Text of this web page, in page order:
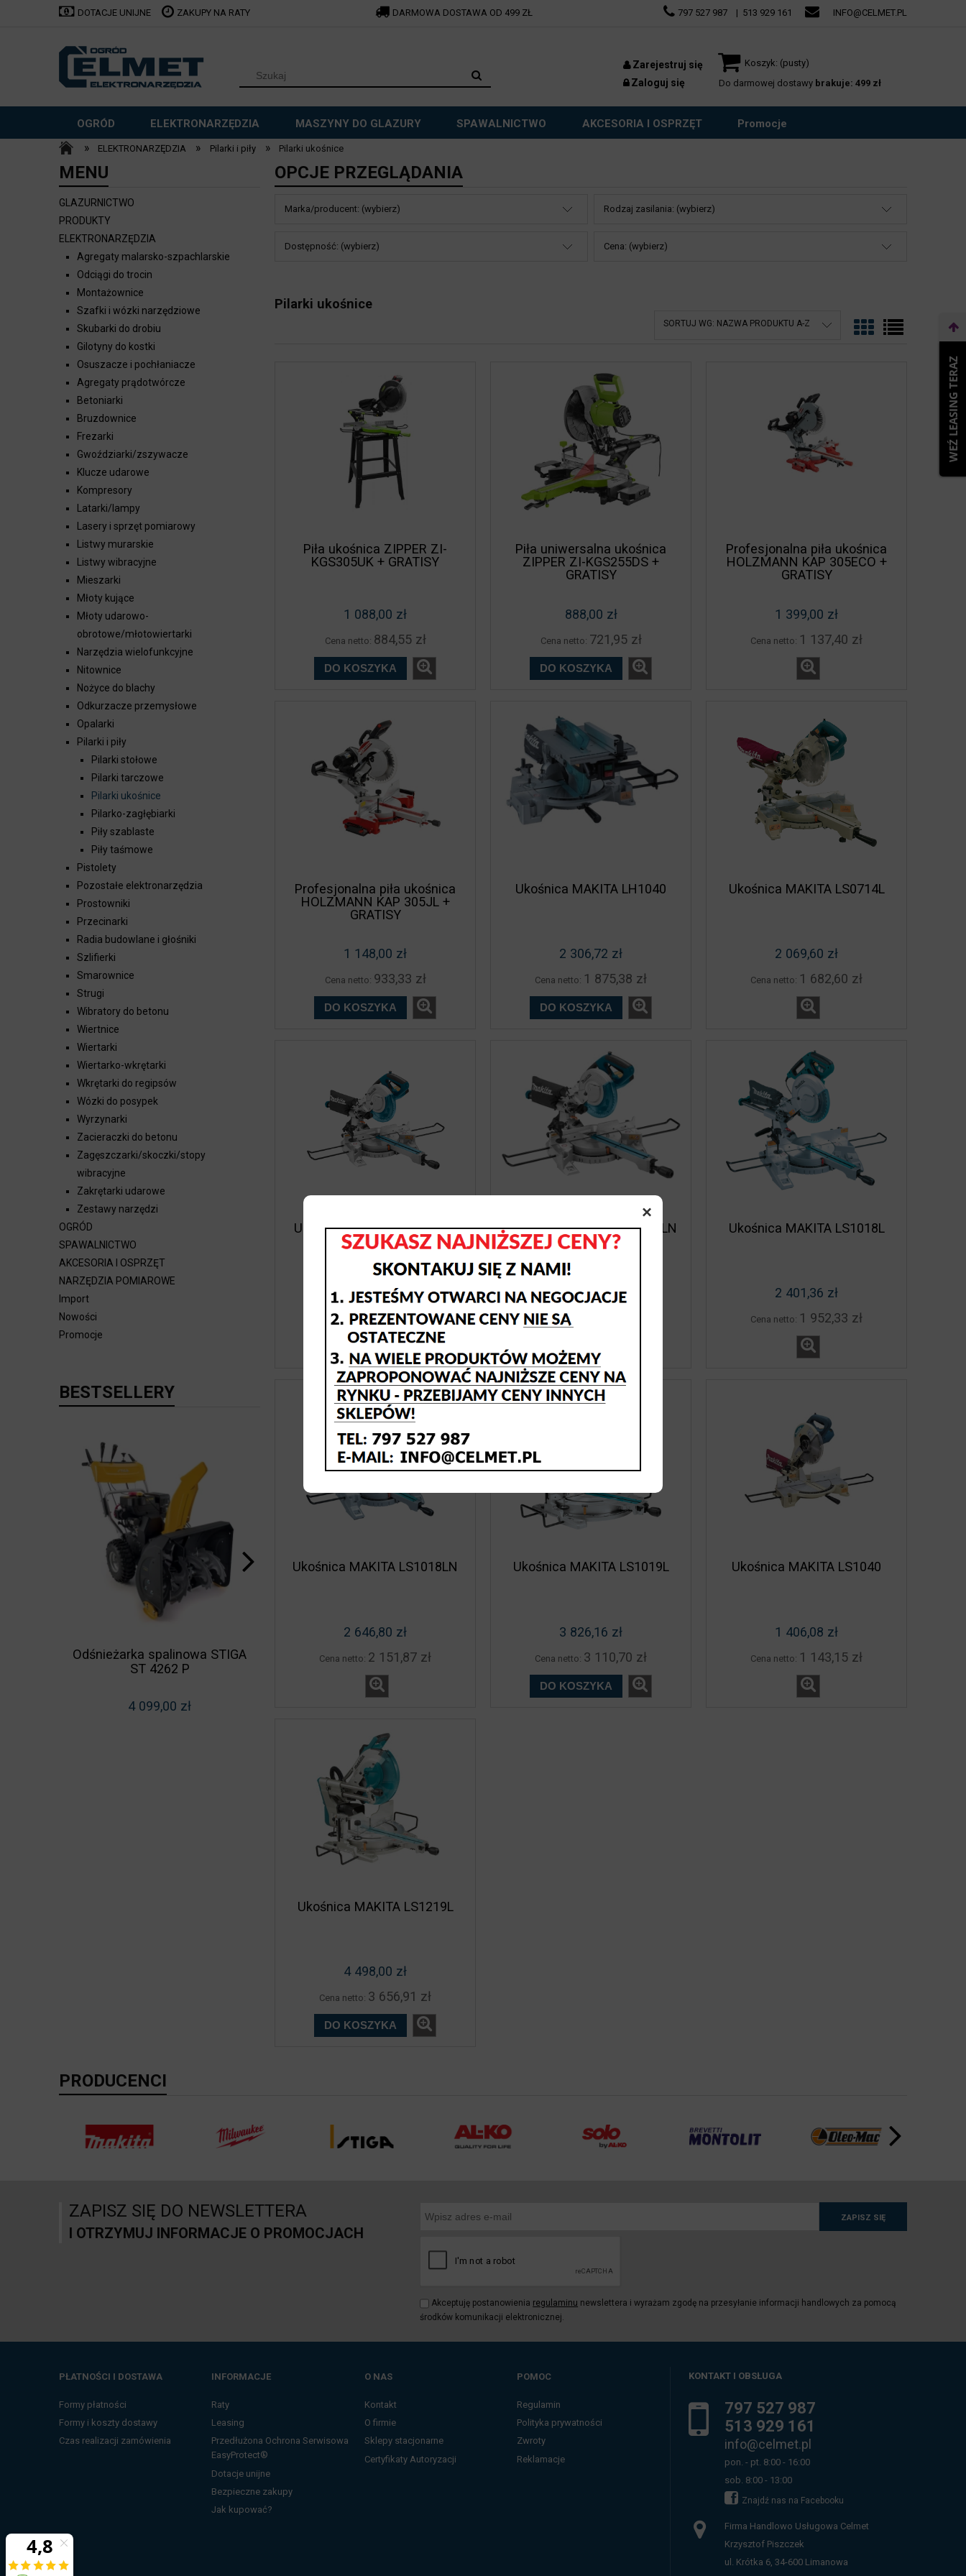
DOTACJE UNIJNE ZAKUPY NA RATY DARMOWA DOSTAWA OD 499 ZŁ 797 527 987 | 513 929 161 INFO@CELMET.PL
Do darmowej dostawy brakuje: 499 zł
Koszyk: (pusty)
Zarejestruj się
Zaloguj się
OGRÓD ELEKTRONARZĘDZIA MASZYNY DO GLAZURY SPAWALNICTWO AKCESORIA I OSPRZĘT Promocje
Sklepy stacjonarne
» ELEKTRONARZĘDZIA » Pilarki i piły » Pilarki ukośnice
MENU
GLAZURNICTWO
PRODUKTY
ELEKTRONARZĘDZIA
Agregaty malarsko-szpachlarskie
Odciągi do trocin
Montażownice
Szafki i wózki narzędziowe
Skubarki do drobiu
Gilotyny do kostki
Osuszacze i pochłaniacze
Agregaty prądotwórcze
Betoniarki
Bruzdownice
Frezarki
Gwoździarki/zszywacze
Klucze udarowe
Kompresory
Latarki/lampy
Lasery i sprzęt pomiarowy
Listwy murarskie
Listwy wibracyjne
Mieszarki
Młoty kujące
Młoty udarowo-
obrotowe/młotowiertarki
Narzędzia wielofunkcyjne
Nitownice
Nożyce do blachy
Odkurzacze przemysłowe
Opalarki
Pilarki i piły
Pilarki stołowe
Pilarki tarczowe
Pilarki ukośnice
Pilarko-zagłębiarki
Piły szablaste
Piły taśmowe
Pistolety
Pozostałe elektronarzędzia
Prostowniki
Przecinarki
Radia budowlane i głośniki
Szlifierki
Smarownice
Strugi
Wibratory do betonu
Wiertnice
Wiertarki
Wiertarko-wkrętarki
Wkrętarki do regipsów
Wózki do posypek
Wyrzynarki
Zacieraczki do betonu
Zagęszczarki/skoczki/stopy
wibracyjne
Zakrętarki udarowe
Zestawy narzędzi
OGRÓD
SPAWALNICTWO
AKCESORIA I OSPRZĘT
NARZĘDZIA POMIAROWE
Import
Nowości
Promocje
BESTSELLERY
Odśnieżarka spalinowa STIGA
ST 4262 P
4 099,00 zł
Maszyna do cięcia płytek
MONTOLIT Masterpiuma 131P5
2 939,00 zł
Traktor ogrodowy Solo by AL-KO
T22-103.3 HD-A V2
14 249,00 zł
Autonomiczny robot koszący
STIGA A 500
OPCJE PRZEGLĄDANIA
Marka/producent: (wybierz) Rodzaj zasilania: (wybierz)
Dostępność: (wybierz) Cena: (wybierz)
Pilarki ukośnice
SORTUJ WG: NAZWA PRODUKTU A-Z
Piła ukośnica ZIPPER ZI-
KGS305UK + GRATISY
1 088,00 zł
Cena netto: 884,55 zł
DO KOSZYKA
Piła uniwersalna ukośnica
ZIPPER ZI-KGS255DS +
GRATISY
888,00 zł
Cena netto: 721,95 zł
DO KOSZYKA
Profesjonalna piła ukośnica
HOLZMANN KAP 305ECO +
GRATISY
1 399,00 zł
Cena netto: 1 137,40 zł
Profesjonalna piła ukośnica
HOLZMANN KAP 305JL +
GRATISY
1 148,00 zł
Cena netto: 933,33 zł
DO KOSZYKA
Ukośnica MAKITA LH1040
2 306,72 zł
Cena netto: 1 875,38 zł
DO KOSZYKA
Ukośnica MAKITA LS0714L
2 069,60 zł
Cena netto: 1 682,60 zł
Ukośnica MAKITA LS0815FL
1 963,52 zł
Cena netto:1 596,36 zł
Ukośnica MAKITA LS0815FLN
2 162,16 zł
Cena netto:
Ukośnica MAKITA LS1018L
2 401,36 zł
Cena netto: 1 952,33 zł
Ukośnica MAKITA LS1018LN
2 646,80 zł
Cena netto: 2 151,87 zł
Ukośnica MAKITA LS1019L
3 826,16 zł
Cena netto: 3 110,70 zł
DO KOSZYKA
Ukośnica MAKITA LS1040
1 406,08 zł
Cena netto: 1 143,15 zł
Ukośnica MAKITA LS1219L
4 498,00 zł
Cena netto: 3 656,91 zł
DO KOSZYKA
PRODUCENCI
ZAPISZ SIĘ DO NEWSLETTERA
I OTRZYMUJ INFORMACJE O PROMOCJACH
ZAPISZ SIĘ
Akceptuję postanowienia regulaminu newslettera i wyrażam zgodę na przesyłanie informacji handlowych za pomocą
środków komunikacji elektronicznej.
PŁATNOŚCI I DOSTAWA
Formy płatności
Formy i koszty dostawy
Czas realizacji zamówienia
INFORMACJE
Raty
Leasing
Przedłużona Ochrona Serwisowa
EasyProtect®
Dotacje unijne
Bezpieczne zakupy
Jak kupować?
O NAS
Kontakt
O firmie
Sklepy stacjonarne
Certyfikaty Autoryzacji
POMOC
Regulamin
Polityka prywatności
Zwroty
Reklamacje
KONTAKT I OBSŁUGA
797 527 987
513 929 161
info@celmet.pl
pon. - pt. 8:00 - 16:00
sob. 8:00 - 13:00
Znajdź nas na Facebooku
Firma Handlowo Usługowa Celmet
Krzysztof Piszczek
ul. Krótka 6, 34-600 Limanowa
WEŹ LEASING TERAZ
×